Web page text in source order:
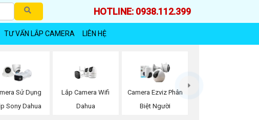
HOTLINE: 0938.112.399
TƯ VẤN LẮP CAMERA LIÊN HỆ
Sử Dụng
Sony Dahua
Lắp Camera Wifi
Dahua
Camera Ezviz Phân
Biệt Người